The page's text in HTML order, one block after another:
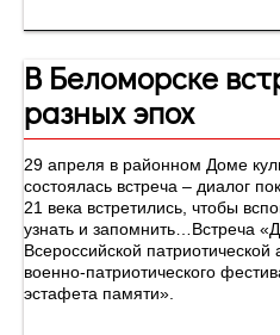
В Беломорске
разных эпох
29 апреля в районном Доме
состоялась встреча – диалог
21 века встретились, чтобы
узнать и запомнить…Встреча
Всероссийской патриотической акции «Дороги Победы» и
военно-патриотического фестиваля «Эстафета
эстафета памяти».